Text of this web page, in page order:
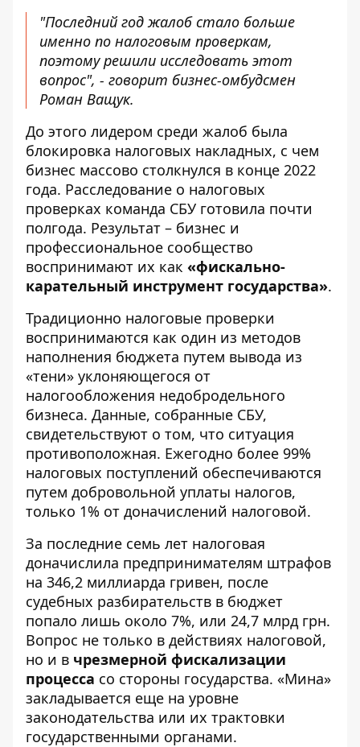
"Последний год жалоб стало больше
именно по налоговым проверкам,
поэтому решили исследовать этот
вопрос", - говорит бизнес-омбудсмен
Роман Ващук.
До этого лидером среди жалоб была
блокировка налоговых накладных, с чем
бизнес массово столкнулся в конце 2022
года. Расследование о налоговых
проверках команда СБУ готовила почти
полгода. Результат – бизнес и
профессиональное сообщество
воспринимают их как «фискально-
карательный инструмент государства».
Традиционно налоговые проверки
воспринимаются как один из методов
наполнения бюджета путем вывода из
«тени» уклоняющегося от
налогообложения недобродельного
бизнеса. Данные, собранные СБУ,
свидетельствуют о том, что ситуация
противоположная. Ежегодно более 99%
налоговых поступлений обеспечиваются
путем добровольной уплаты налогов,
только 1% от доначислений налоговой.
За последние семь лет налоговая
доначислила предпринимателям штрафов
на 346,2 миллиарда гривен, после
судебных разбирательств в бюджет
попало лишь около 7%, или 24,7 млрд грн.
Вопрос не только в действиях налоговой,
но и в чрезмерной фискализации
процесса со стороны государства. «Мина»
закладывается еще на уровне
законодательства или их трактовки
государственными органами.